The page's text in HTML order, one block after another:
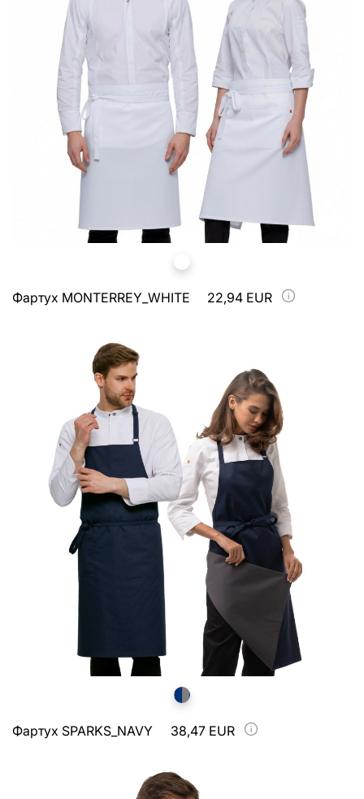
Фартух MONTERREY_WHITE 22,94 EUR
Фартух SPARKS_NAVY 38,47 EUR